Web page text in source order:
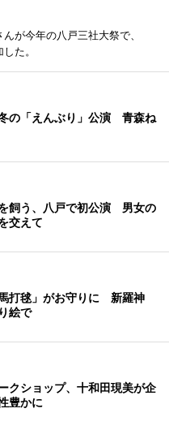
が今年の八戸三社大祭で、
た。
の「えんぶり」公演 青森ね
飼う、八戸で初公演 男女の
交えて
打毬」がお守りに 新羅神
絵で
クショップ、十和田現美が企
豊かに